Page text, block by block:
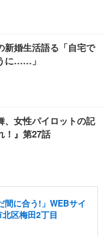
新婚生活語る「自宅で
に……」
、女性パイロットの記
！』第27話
間に合う!」WEBサイ
区梅田2丁目